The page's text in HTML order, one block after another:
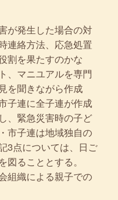
が発生した場合の対
連絡方法、応急処置
割を果たすのかな
、マニユアルを専門
を聞きながら作成
子連に全子連が作成
、緊急災害時の子ど
市子連は地域独自の
3点については、日ご
ることとする。
組織による親子での